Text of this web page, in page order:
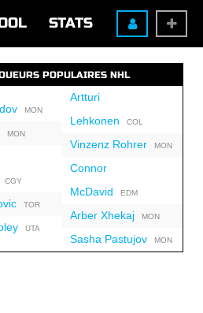
STATS
POPULAIRES NHL
MON
MON
CGY
TOR
UTA
Artturi
Lehkonen COL
Vinzenz RohrerMON
Connor
McDavid EDM
Arber XhekajMON
Sasha PastujovMON